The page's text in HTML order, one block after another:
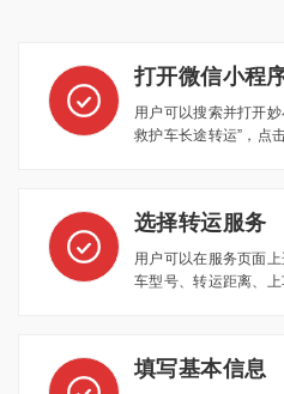
打开微信小程
用户可以搜索并打开
救护车长途转运”，点
选择转运服务
用户可以在服务页面
车型号、转运距离、上
填写基本信息